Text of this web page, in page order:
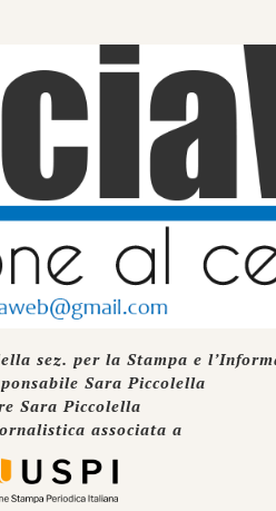
sez. per la Stampa e
Sara Piccolella
Sara Piccolella
associata a